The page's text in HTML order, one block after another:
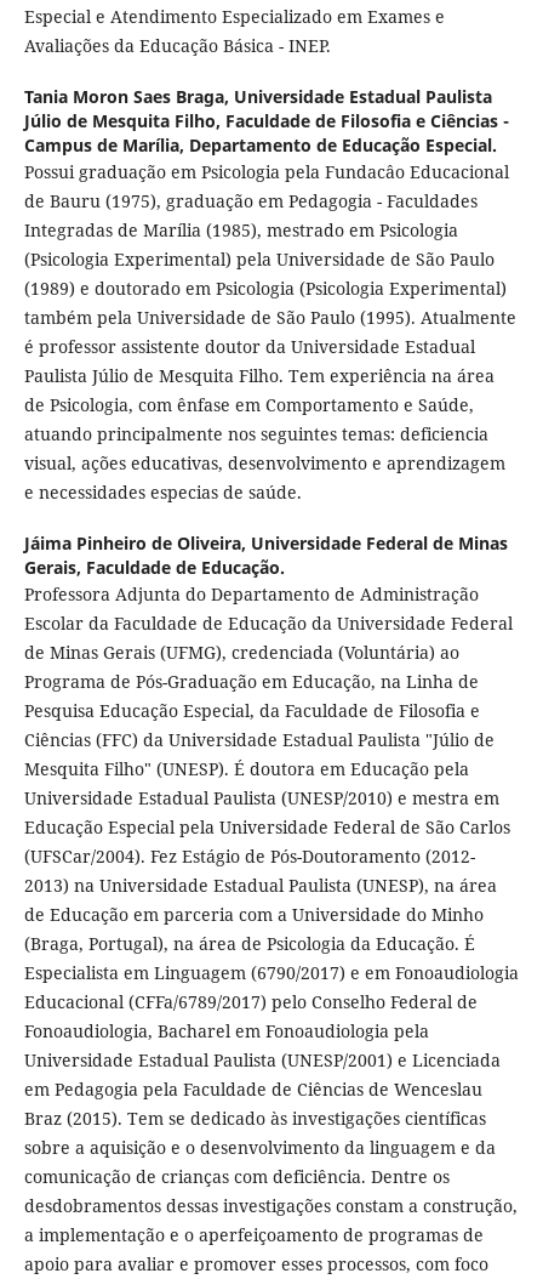
Especial e Atendimento Especializado em Exames e
Avaliações da Educação Básica - INEP.
Tania Moron Saes Braga, Universidade Estadual Paulista
Júlio de Mesquita Filho, Faculdade de Filosofia e Ciências -
Campus de Marília, Departamento de Educação Especial.
Possui graduação em Psicologia pela Fundacâo Educacional
de Bauru (1975), graduação em Pedagogia - Faculdades
Integradas de Marília (1985), mestrado em Psicologia
(Psicologia Experimental) pela Universidade de São Paulo
(1989) e doutorado em Psicologia (Psicologia Experimental)
também pela Universidade de São Paulo (1995). Atualmente
é professor assistente doutor da Universidade Estadual
Paulista Júlio de Mesquita Filho. Tem experiência na área
de Psicologia, com ênfase em Comportamento e Saúde,
atuando principalmente nos seguintes temas: deficiencia
visual, ações educativas, desenvolvimento e aprendizagem
e necessidades especias de saúde.
Jáima Pinheiro de Oliveira, Universidade Federal de Minas
Gerais, Faculdade de Educação.
Professora Adjunta do Departamento de Administração
Escolar da Faculdade de Educação da Universidade Federal
de Minas Gerais (UFMG), credenciada (Voluntária) ao
Programa de Pós-Graduação em Educação, na Linha de
Pesquisa Educação Especial, da Faculdade de Filosofia e
Ciências (FFC) da Universidade Estadual Paulista "Júlio de
Mesquita Filho" (UNESP). É doutora em Educação pela
Universidade Estadual Paulista (UNESP/2010) e mestra em
Educação Especial pela Universidade Federal de São Carlos
(UFSCar/2004). Fez Estágio de Pós-Doutoramento (2012-
2013) na Universidade Estadual Paulista (UNESP), na área
de Educação em parceria com a Universidade do Minho
(Braga, Portugal), na área de Psicologia da Educação. É
Especialista em Linguagem (6790/2017) e em Fonoaudiologia
Educacional (CFFa/6789/2017) pelo Conselho Federal de
Fonoaudiologia, Bacharel em Fonoaudiologia pela
Universidade Estadual Paulista (UNESP/2001) e Licenciada
em Pedagogia pela Faculdade de Ciências de Wenceslau
Braz (2015). Tem se dedicado às investigações científicas
sobre a aquisição e o desenvolvimento da linguagem e da
comunicação de crianças com deficiência. Dentre os
desdobramentos dessas investigações constam a construção,
a implementação e o aperfeiçoamento de programas de
apoio para avaliar e promover esses processos, com foco